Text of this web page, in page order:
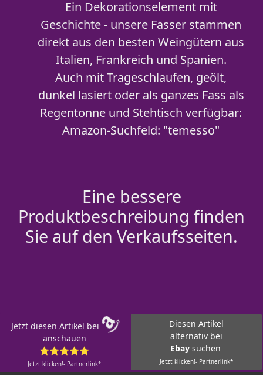
Ein Dekorationselement mit
Geschichte - unsere Fässer stammen
direkt aus den besten Weingütern aus
Italien, Frankreich und Spanien.
Auch mit Trageschlaufen, geölt,
dunkel lasiert oder als ganzes Fass als
Regentonne und Stehtisch verfügbar:
Amazon-Suchfeld: "temesso"
Eine bessere
Produktbeschreibung finden
Sie auf den Verkaufsseiten.
Jetzt diesen Artikel bei
anschauen
⭐⭐⭐⭐⭐
Jetzt klicken!- Partnerlink*
Diesen Artikel
alternativ bei
Ebay suchen
Jetzt klicken!- Partnerlink*